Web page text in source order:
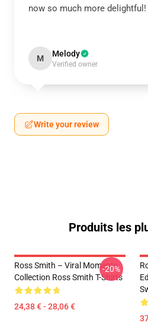
now so much more delightful!
M Melody
Verified owner
Write your review
Produits les
Ross Smith – Viral Moments
Collection Ross Smith T-Shirts
24,38 € - 28,06 €
-20%